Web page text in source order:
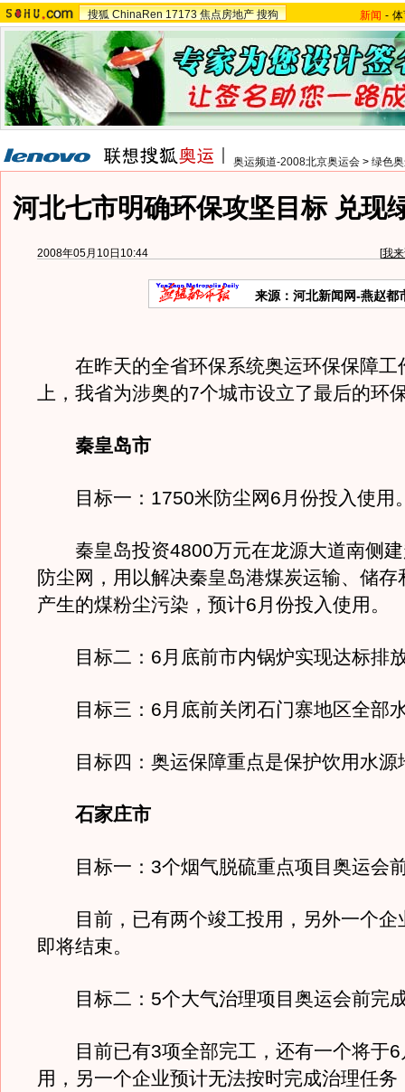
搜狐 ChinaRen 17173 焦点房地产 搜狗 新闻 -
奥运频道-2008北京奥运会 > 绿色
河北七市明确环保攻坚目标 兑现
2008年05月10日10:44 [我
来源：河北新闻网-燕赵都
在昨天的全省环保系统奥运环保保障工
上，我省为涉奥的7个城市设立了最后的环
秦皇岛市
目标一：1750米防尘网6月份投入使用
秦皇岛投资4800万元在龙源大道南侧建
防尘网，用以解决秦皇岛港煤炭运输、储存
产生的煤粉尘污染，预计6月份投入使用。
目标二：6月底前市内锅炉实现达标排
目标三：6月底前关闭石门寨地区全部
目标四：奥运保障重点是保护饮用水源
石家庄市
目标一：3个烟气脱硫重点项目奥运会
目前，已有两个竣工投用，另外一个企
即将结束。
目标二：5个大气治理项目奥运会前完
目前已有3项全部完工，还有一个将于6
用，另一个企业预计无法按时完成治理任务